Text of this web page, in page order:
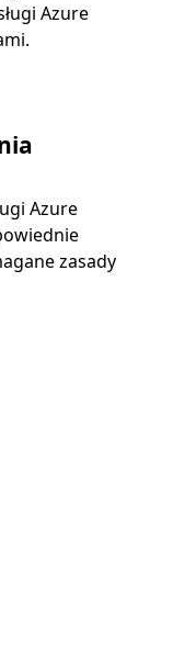
Azure
Azure
zasady